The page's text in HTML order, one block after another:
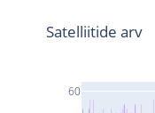
60
Satelliitide arv